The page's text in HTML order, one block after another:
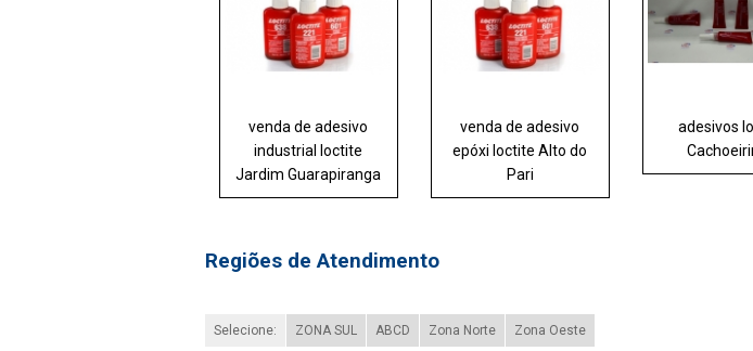
venda de adesivo
industrial loctite
Jardim Guarapiranga
venda de adesivo
epóxi loctite Alto do
Pari
adesivos
Regiões de Atendimento
Selecione: ZONA SUL ABCD Zona Norte Zona Oeste